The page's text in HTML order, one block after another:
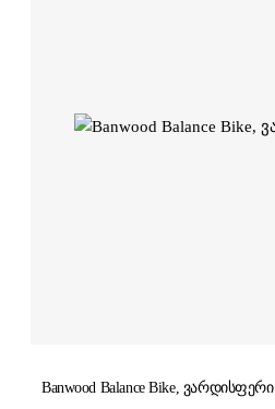
Banwood Balance Bike, ვარდისფერი